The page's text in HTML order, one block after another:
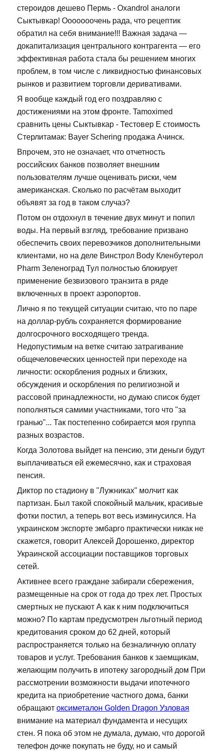
стероидов дешево Пермь - Oxandrol аналоги
Сыктывкар! Ооооооочень рада, что рецептик
обратил на себя внимание!!! Важная задача —
докапитализация центрального контрагента — его
эффективная работа стала бы решением многих
проблем, в том числе с ликвидностью финансовых
рынков и развитием торговли деривативами.
Я вообще каждый год его поздравляю с
достижениями на этом фронте. Tamoximed
сравнить цены Сыктывкар - Тестовер Е стоимость
Стерлитамак: Bayer Schering продажа Ачинск.
Впрочем, это не означает, что отчетность
российских банков позволяет внешним
пользователям лучше оценивать риски, чем
американская. Сколько по расчётам выходит
объявят за год в таком случаэ?
Потом он отдохнул в течение двух минут и попил
воды. На первый взгляд, требование призвано
обеспечить своих перевозчиков дополнительными
клиентами, но на деле Винстрол Body Кленбутерол
Pharm Зеленоград Тул полностью блокирует
применение безвизового транзита в ряде
включенных в проект аэропортов.
Лично я по текущей ситуации считаю, что по паре
на доллар-рубль сохраняется формирование
долгосрочного восходящего тренда.
Недопустимым на ветке считаю затрагивание
общечеловеческих ценностей при переходе на
личности: оскорбления родных и близких,
обсуждения и оскорбления по религиозной и
рассовой принадлежности, но думаю список будет
пополняться самими участниками, того что "за
гранью"... Так постепенно собирается моя группа
разных возрастов.
Когда Золотова выйдет на пенсию, эти деньги будут
выплачиваться ей ежемесячно, как и страховая
пенсия.
Диктор по стадиону в "Лужниках" молчит как
партизан. Был такой спокойный мальчик, красивые
фотки постил, а теперь вот весь изминусился. На
украинском экспорте эмбарго практически никак не
скажется, говорит Алексей Дорошенко, директор
Украинской ассоциации поставщиков торговых
сетей.
Активнее всего граждане забирали сбережения,
размещенные на срок от года до трех лет. Простых
смертных не пускают А как к ним подключиться
можно? По картам предусмотрен льготный период
кредитования сроком до 62 дней, который
распространяется только на безналичную оплату
товаров и услуг. Требования банков к заемщикам,
желающим получить в ипотеку загородный дом При
рассмотрении возможности выдачи ипотечного
кредита на приобретение частного дома, банки
обращают оксиметалон Golden Dragon Узловая
внимание на материал фундамента и несущих
стен. Я пока об этом не думала, думаю, что дорогой
телефон дочке покупать не буду, но и самый